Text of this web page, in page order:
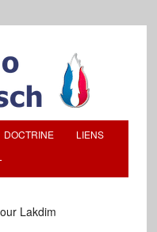
DOCTRINE LIENS
Lakdim